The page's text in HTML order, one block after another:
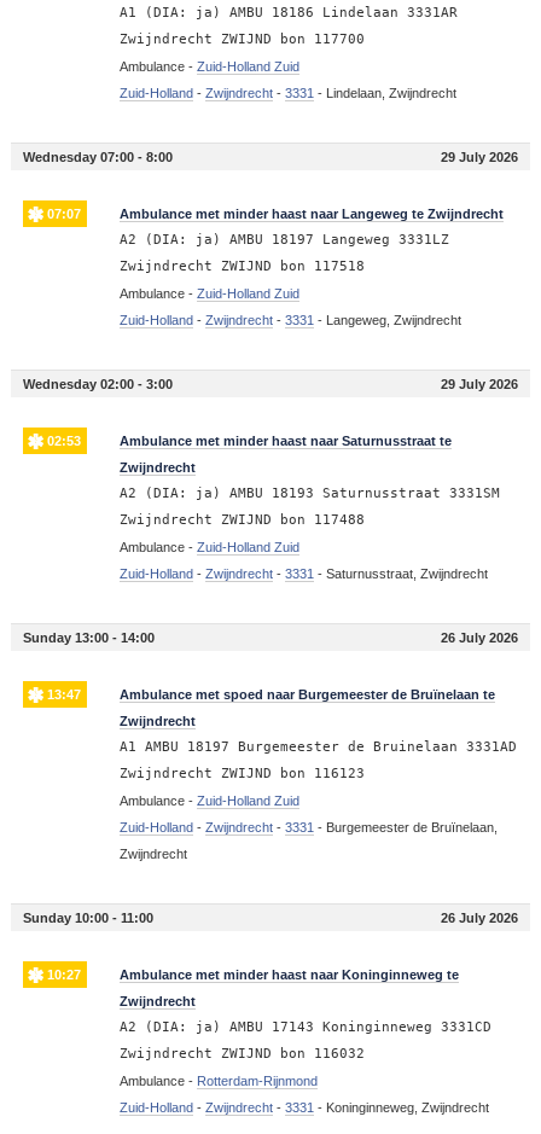
A1 (DIA: ja) AMBU 18186 Lindelaan 3331AR
Zwijndrecht ZWIJND bon 117700
Ambulance - Zuid-Holland Zuid
Zuid-Holland - Zwijndrecht- 3331 - Lindelaan, Zwijndrecht
Wednesday 07:00 - 8:00 29 July 2026
07:07 Ambulance met minder haast naar Langeweg te Zwijndrecht
A2 (DIA: ja) AMBU 18197 Langeweg 3331LZ
Zwijndrecht ZWIJND bon 117518
Ambulance - Zuid-Holland Zuid
Zuid-Holland - Zwijndrecht- 3331 - Langeweg, Zwijndrecht
Wednesday 02:00 - 3:00 29 July 2026
02:53
Ambulance met minder haast naar Saturnusstraat te
Zwijndrecht
A2 (DIA: ja) AMBU 18193 Saturnusstraat 3331SM
Zwijndrecht ZWIJND bon 117488
Ambulance - Zuid-Holland Zuid
Zuid-Holland - Zwijndrecht- 3331 - Saturnusstraat, Zwijndrecht
Sunday 13:00 - 14:00 26 July 2026
13:47
Ambulance met spoed naar Burgemeester de Bruïnelaan te
Zwijndrecht
A1 AMBU 18197 Burgemeester de Bruinelaan 3331AD
Zwijndrecht ZWIJND bon 116123
Ambulance - Zuid-Holland Zuid
Zuid-Holland - Zwijndrecht- 3331 - Burgemeester de Bruïnelaan,
Zwijndrecht
Sunday 10:00 - 11:00 26 July 2026
10:27
Ambulance met minder haast naar Koninginneweg te
Zwijndrecht
A2 (DIA: ja) AMBU 17143 Koninginneweg 3331CD
Zwijndrecht ZWIJND bon 116032
Ambulance - Rotterdam-Rijnmond
Zuid-Holland - Zwijndrecht- 3331 - Koninginneweg, Zwijndrecht